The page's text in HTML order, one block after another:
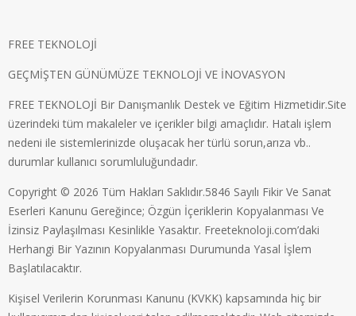
FREE TEKNOLOJİ
GEÇMİŞTEN GÜNÜMÜZE TEKNOLOJİ VE İNOVASYON
FREE TEKNOLOJİ Bir Danışmanlık Destek ve Eğitim Hizmetidir.Site
üzerindeki tüm makaleler ve içerikler bilgi amaçlıdır. Hatalı işlem
nedeni ile sistemlerinizde oluşacak her türlü sorun,arıza vb..
durumlar kullanıcı sorumluluğundadır.
Copyright © 2026 Tüm Hakları Saklıdır.5846 Sayılı Fikir Ve Sanat
Eserleri Kanunu Gereğince; Özgün İçeriklerin Kopyalanması Ve
İzinsiz Paylaşılması Kesinlikle Yasaktır. Freeteknoloji.com’daki
Herhangi Bir Yazının Kopyalanması Durumunda Yasal İşlem
Başlatılacaktır.
Kişisel Verilerin Korunması Kanunu (KVKK) kapsamında hiç bir